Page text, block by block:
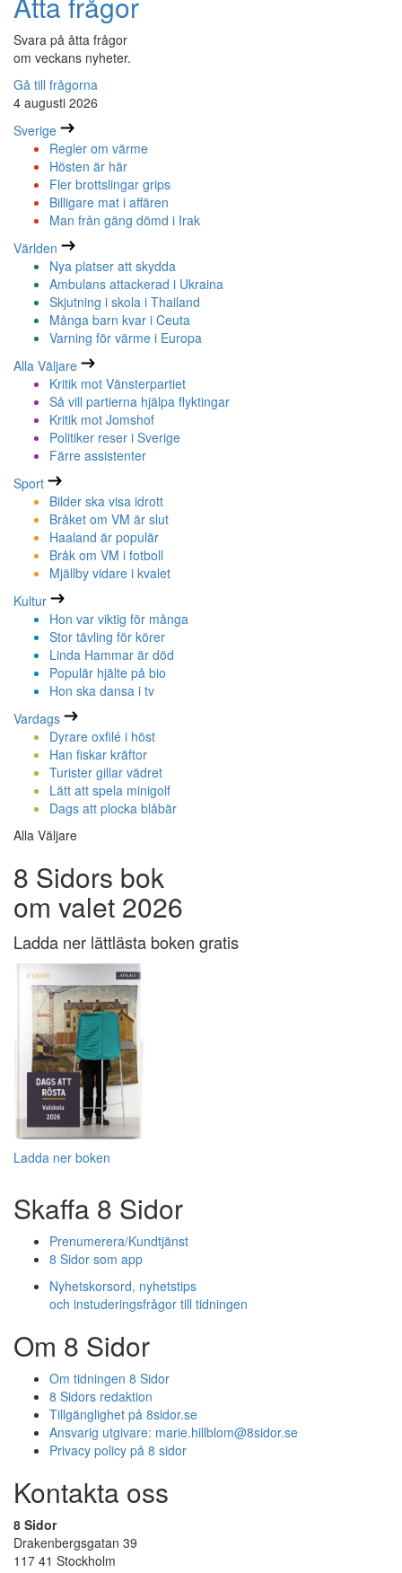
Svara på åtta frågor
om veckans nyheter.
Gå till frågorna
4 augusti 2026
Sverige
Regler om värme
Hösten är här
Fler brottslingar grips
Billigare mat i affären
Man från gäng dömd i Irak
Världen
Nya platser att skydda
Ambulans attackerad i Ukraina
Skjutning i skola i Thailand
Många barn kvar i Ceuta
Varning för värme i Europa
Alla Väljare
Kritik mot Vänsterpartiet
Så vill partierna hjälpa flyktingar
Kritik mot Jomshof
Politiker reser i Sverige
Färre assistenter
Sport
Bilder ska visa idrott
Bråket om VM är slut
Haaland är populär
Bråk om VM i fotboll
Mjällby vidare i kvalet
Kultur
Hon var viktig för många
Stor tävling för körer
Linda Hammar är död
Populär hjälte på bio
Hon ska dansa i tv
Vardags
Dyrare oxfilé i höst
Han fiskar kräftor
Turister gillar vädret
Lätt att spela minigolf
Dags att plocka blåbär
Alla Väljare
8 Sidors bok
om valet 2026
Ladda ner lättlästa boken gratis
Ladda ner boken
Skaffa 8 Sidor
Prenumerera/Kundtjänst
8 Sidor som app
Nyhetskorsord, nyhetstips
och instuderingsfrågor till tidningen
Om 8 Sidor
Om tidningen 8 Sidor
8 Sidors redaktion
Tillgänglighet på 8sidor.se
Ansvarig utgivare: marie.hillblom@8sidor.se
Privacy policy på 8 sidor
Kontakta oss
8 Sidor
Drakenbergsgatan 39
117 41 Stockholm